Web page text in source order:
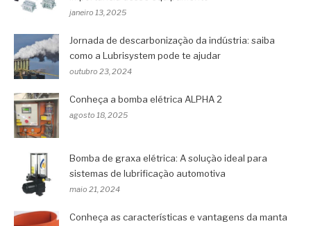
janeiro 13, 2025
Jornada de descarbonização da indústria: saiba
como a Lubrisystem pode te ajudar
outubro 23, 2024
Conheça a bomba elétrica ALPHA 2
agosto 18, 2025
Bomba de graxa elétrica: A solução ideal para
sistemas de lubrificação automotiva
maio 21, 2024
Conheça as características e vantagens da manta